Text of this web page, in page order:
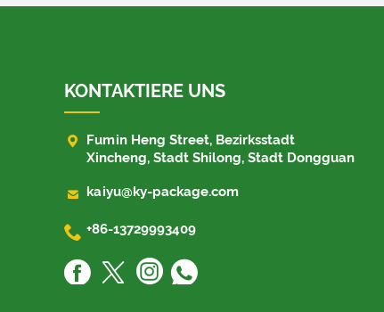
KONTAKTIERE UNS

Fumin Heng Street, Bezirksstadt
Xincheng, Stadt Shilong, Stadt Dongguan
 kaiyu@ky-package.com
 +86-13729993409